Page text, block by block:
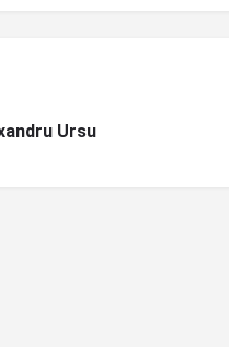
Ursu